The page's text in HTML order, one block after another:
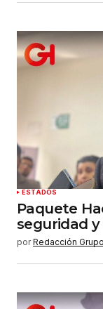
ESTADOS
Paquete
seguridad y
por Redacción